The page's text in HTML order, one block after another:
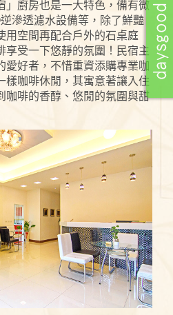
」廚房也是一大特色，備有微
滲透濾水設備等，除了鮮豔
用空間再配合戶外的石桌庭
享受一下悠靜的氛圍！民宿主
愛好者，不惜重資添購專業咖
樣咖啡休閒，其寓意著讓入住
咖啡的香醇、悠閒的氛圍與甜